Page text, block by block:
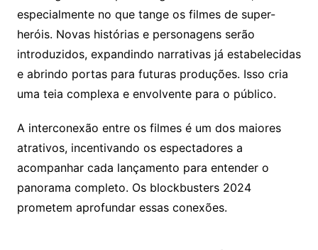
especialmente no que tange os filmes de super-
heróis. Novas histórias e personagens serão
introduzidos, expandindo narrativas já estabelecidas
e abrindo portas para futuras produções. Isso cria
uma teia complexa e envolvente para o público.
A interconexão entre os filmes é um dos maiores
atrativos, incentivando os espectadores a
acompanhar cada lançamento para entender o
panorama completo. Os blockbusters 2024
prometem aprofundar essas conexões.